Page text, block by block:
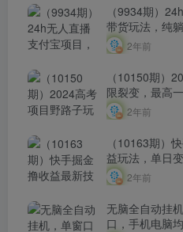
（9934期）
带货玩法，纯
2年前
（10150期）
限裂变，最高
2年前
（10163期）
益玩法，单日
2年前
无脑全自动挂
口，手机电脑